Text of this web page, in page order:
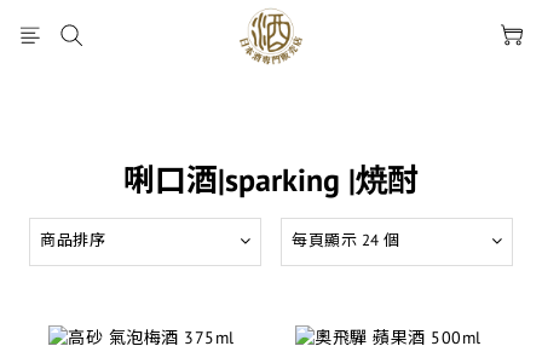
唎口酒|sparking |焼酎
商品排序 每頁顯示 24 個